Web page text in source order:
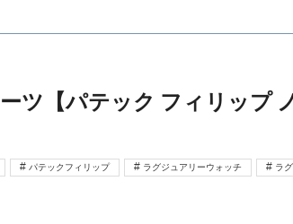
ツ【パテック フィリップ
パテックフィリップ ラグジュアリーウォッチ ラ